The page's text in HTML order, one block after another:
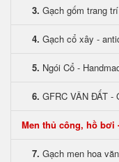
3. Gạch gốm trang
4. Gạch cổ xây -
5. Ngói Cổ -
6. GFRC VÂN ĐẤT -
Men thủ công, hồ bơi
7. Gạch men hoa